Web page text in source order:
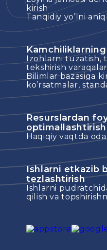
kirish
Tanqidiy yo’lni
Izohlarni tuzatish,
tekshirish
Bilimlar bazasiga
ko’rsatmalar,
Resurslardan
optimallashtirish
Haqiqiy vaqtda
Ishlarni etkazib
tezlashtirish
Ishlarni
qilish va